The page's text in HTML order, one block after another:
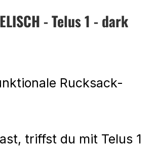
- Telus 1 - dark
Rucksack-
triffst du mit Telus 1